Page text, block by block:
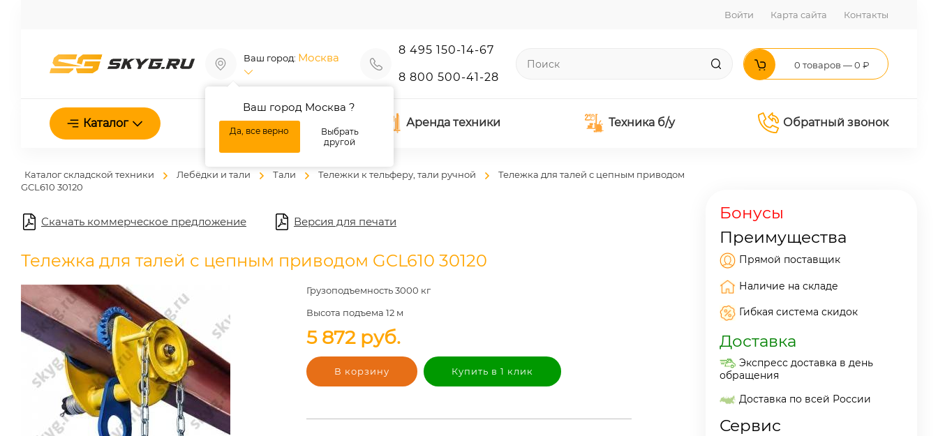
Войти Карта сайта Контакты
Ваш город: Москва
Ваш город Москва ?
Да, все верно
Выбрать
другой
8 495 150-14-67
8 800 500-41-28
0 товаров — 0 ₽
Каталог О нас Аренда техники Техника б/у Обратный звонок
Каталог складской техники Лебёдки и тали Тали Тележки к тельферу, тали ручной
Тележка для талей с цепным приводом
GCL610 30120
Скачать коммерческое предложение Версия для печати
Тележка для талей с цепным приводом GCL610 30120
Грузоподъемность 3000 кг
Высота подъема 12 м
5 872руб.
В корзину Купить в 1 клик
Бонусы
Преимущества
Прямой поставщик
Наличие на складе
Гибкая система скидок
Доставка
Экспресс доставка в день
обращения
Доставка по всей России
Сервис